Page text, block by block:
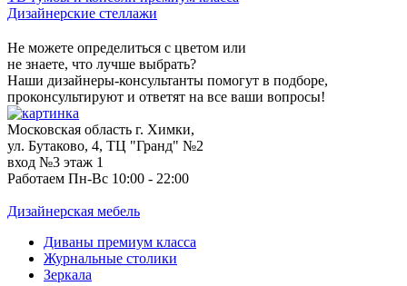
Дизайнерские стеллажи
Не можете определиться с цветом или
не знаете, что лучше выбрать?
Наши дизайнеры-консультанты помогут в подборе,
проконсультируют и ответят на все ваши вопросы!
Московская область г. Химки,
ул. Бутаково, 4, ТЦ "Гранд" №2
вход №3 этаж 1
Работаем Пн-Вс 10:00 - 22:00
Дизайнерская мебель
Диваны премиум класса
Журнальные столики
Зеркала